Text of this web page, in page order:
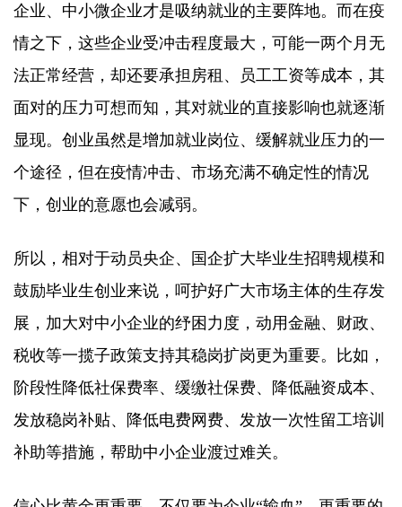
企业、中小微企业才是吸纳就业的主要阵地。而在疫
情之下，这些企业受冲击程度最大，可能一两个月无
法正常经营，却还要承担房租、员工工资等成本，其
面对的压力可想而知，其对就业的直接影响也就逐渐
显现。创业虽然是增加就业岗位、缓解就业压力的一
个途径，但在疫情冲击、市场充满不确定性的情况
下，创业的意愿也会减弱。
所以，相对于动员央企、国企扩大毕业生招聘规模和
鼓励毕业生创业来说，呵护好广大市场主体的生存发
展，加大对中小企业的纾困力度，动用金融、财政、
税收等一揽子政策支持其稳岗扩岗更为重要。比如，
阶段性降低社保费率、缓缴社保费、降低融资成本、
发放稳岗补贴、降低电费网费、发放一次性留工培训
补助等措施，帮助中小企业渡过难关。